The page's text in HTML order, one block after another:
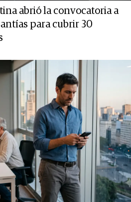
abrió la convocatoria a
para cubrir 30